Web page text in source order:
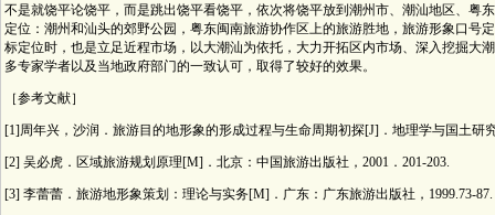
不是就饶平论饶平，而是跳出饶平看饶平，依次将饶平放到潮州市、潮汕地区、粤
定位：潮州和汕头的郊野公园，粤东闽南旅游协作区上的旅游胜地，旅游形象口号
标定位时，也是立足近程市场，以大潮汕为依托，大力开拓区内市场、深入挖掘大
多专家学者以及当地政府部门的一致认可，取得了较好的效果。
［参考文献］
[1]周年兴，沙润．旅游目的地形象的形成过程与生命周期初探[J]．地理学与国土研
[2] 吴必虎．区域旅游规划原理[M]．北京：中国旅游出版社，2001．201-203.
[3] 李蕾蕾．旅游地形象策划：理论与实务[M]．广东：广东旅游出版社，1999.73-87.